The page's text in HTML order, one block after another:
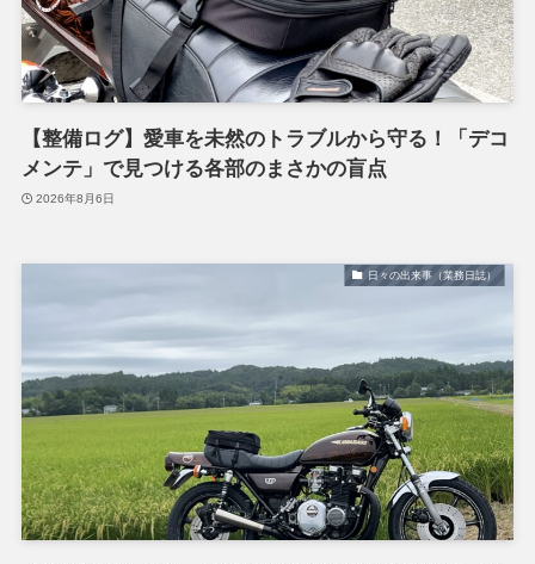
【整備ログ】愛車を未然のトラブルから守る！「デコ
メンテ」で見つける各部のまさかの盲点
2026年8月6日
日々の出来事（業務日誌）